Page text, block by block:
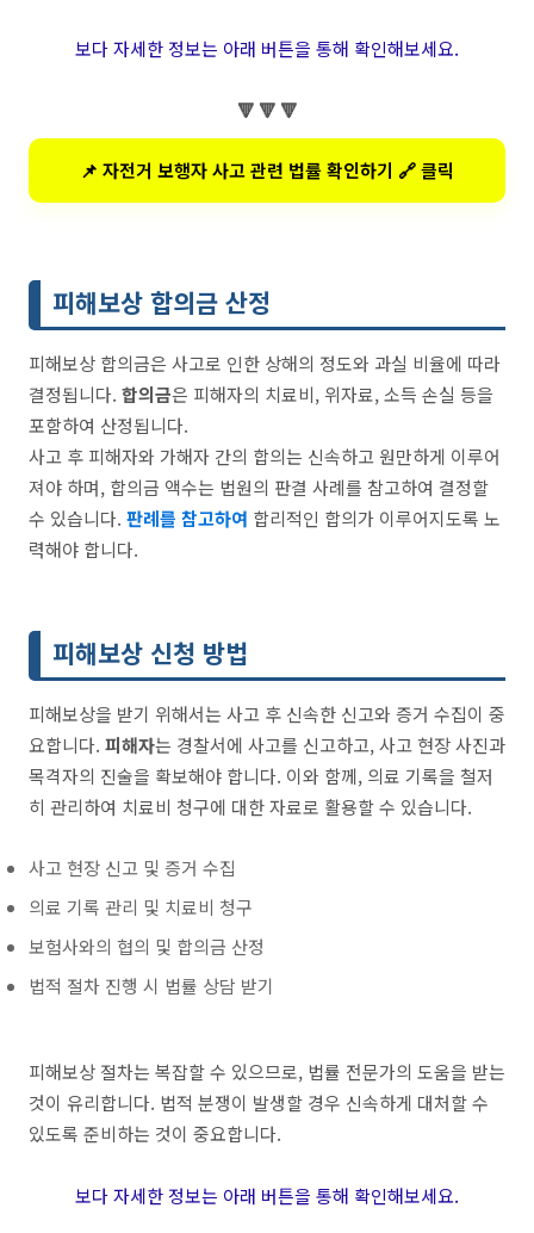
보다 자세한 정보는 아래 버튼을 통해 확인해보세요.
🔻 🔻 🔻
📌 자전거 보행자 사고 관련 법률 확인하기 🔗 클릭
피해보상 합의금 산정
피해보상 합의금은 사고로 인한 상해의 정도와 과실 비율에 따라
결정됩니다. 합의금은 피해자의 치료비, 위자료, 소득 손실 등을
포함하여 산정됩니다.
사고 후 피해자와 가해자 간의 합의는 신속하고 원만하게 이루어
져야 하며, 합의금 액수는 법원의 판결 사례를 참고하여 결정할
수 있습니다. 판례를 참고하여 합리적인 합의가 이루어지도록 노
력해야 합니다.
피해보상 신청 방법
피해보상을 받기 위해서는 사고 후 신속한 신고와 증거 수집이 중
요합니다. 피해자는 경찰서에 사고를 신고하고, 사고 현장 사진과
목격자의 진술을 확보해야 합니다. 이와 함께, 의료 기록을 철저
히 관리하여 치료비 청구에 대한 자료로 활용할 수 있습니다.
사고 현장 신고 및 증거 수집
의료 기록 관리 및 치료비 청구
보험사와의 협의 및 합의금 산정
법적 절차 진행 시 법률 상담 받기
피해보상 절차는 복잡할 수 있으므로, 법률 전문가의 도움을 받는
것이 유리합니다. 법적 분쟁이 발생할 경우 신속하게 대처할 수
있도록 준비하는 것이 중요합니다.
보다 자세한 정보는 아래 버튼을 통해 확인해보세요.